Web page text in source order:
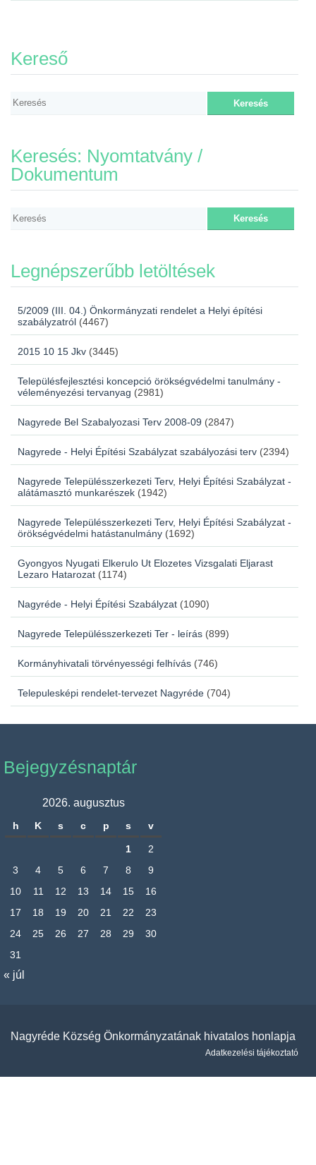
Kereső
Keresés: Nyomtatvány /
Dokumentum
Legnépszerűbb letöltések
5/2009 (III. 04.) Önkormányzati rendelet a Helyi építési
szabályzatról (4467)
2015 10 15 Jkv (3445)
Településfejlesztési koncepció örökségvédelmi tanulmány -
véleményezési tervanyag (2981)
Nagyrede Bel Szabalyozasi Terv 2008-09 (2847)
Nagyrede - Helyi Építési Szabályzat szabályozási terv (2394)
Nagyrede Településszerkezeti Terv, Helyi Építési Szabályzat -
alátámasztó munkarészek (1942)
Nagyrede Településszerkezeti Terv, Helyi Építési Szabályzat -
örökségvédelmi hatástanulmány (1692)
Gyongyos Nyugati Elkerulo Ut Elozetes Vizsgalati Eljarast
Lezaro Hatarozat (1174)
Nagyréde - Helyi Építési Szabályzat (1090)
Nagyrede Településszerkezeti Ter - leírás (899)
Kormányhivatali törvényességi felhívás (746)
Telepulesképi rendelet-tervezet Nagyréde (704)
Bejegyzésnaptár
2026. augusztus
h K s c p s v
1
2
3
4 5 6 7 8
9
10
11 12 13 14 15
16
17
18 19 20 21 22
23
24
25 26 27 28 29
30
31
« júl
Nagyréde Község Önkormányzatának hivatalos honlapja
Adatkezelési tájékoztató